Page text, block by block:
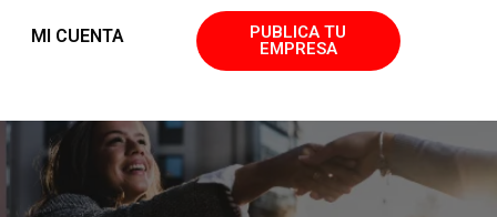
MI CUENTA
PUBLICA TU
EMPRESA